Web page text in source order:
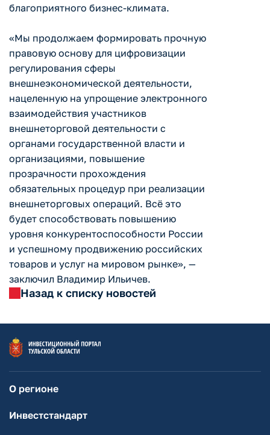
благоприятного бизнес-климата.
«Мы продолжаем формировать прочную
правовую основу для цифровизации
регулирования сферы
внешнеэкономической деятельности,
нацеленную на упрощение электронного
взаимодействия участников
внешнеторговой деятельности с
органами государственной власти и
организациями, повышение
прозрачности прохождения
обязательных процедур при реализации
внешнеторговых операций. Всё это
будет способствовать повышению
уровня конкурентоспособности России
и успешному продвижению российских
товаров и услуг на мировом рынке», —
заключил Владимир Ильичев.
Назад к списку новостей
О регионе
Инвестстандарт